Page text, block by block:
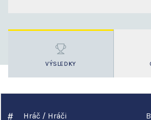
VÝSLEDKY
Hráč / Hráči